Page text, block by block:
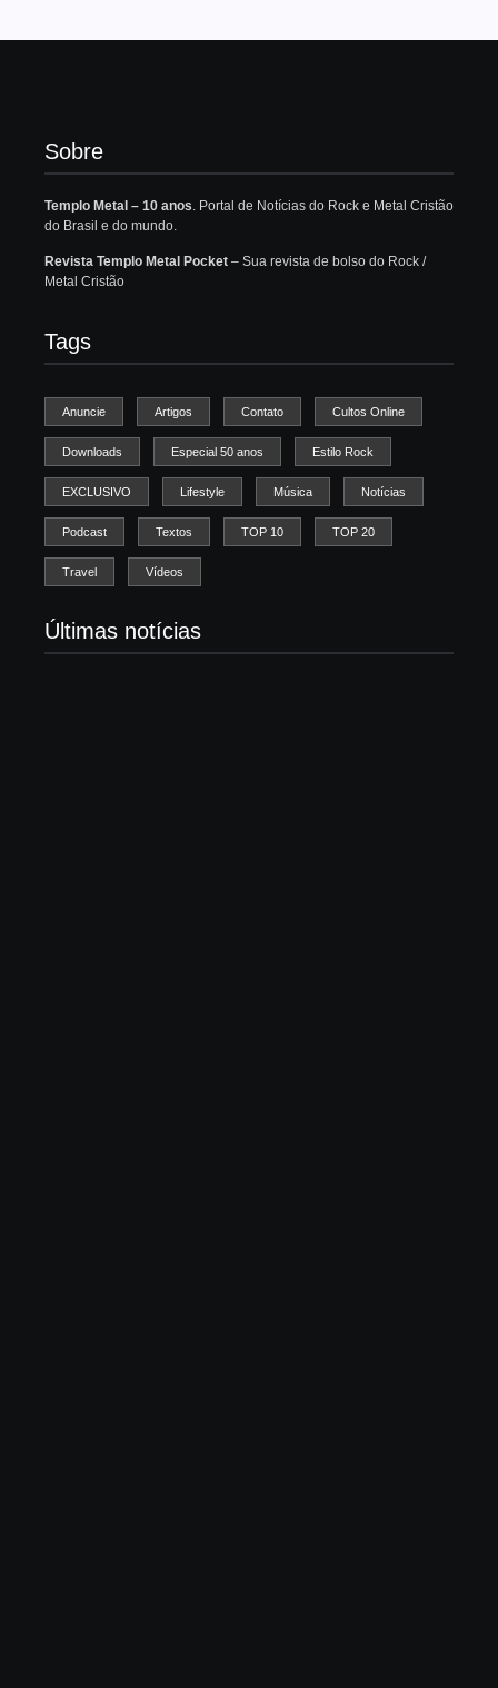
Sobre
Templo Metal – 10 anos. Portal de Notícias do Rock e Metal Cristão
do Brasil e do mundo.
Revista Templo Metal Pocket – Sua revista de bolso do Rock /
Metal Cristão
Tags
Anuncie Artigos Contato Cultos Online
Downloads Especial 50 anos Estilo Rock
EXCLUSIVO Lifestyle Música Notícias
Podcast Textos TOP 10 TOP 20
Travel Vídeos
Últimas notícias